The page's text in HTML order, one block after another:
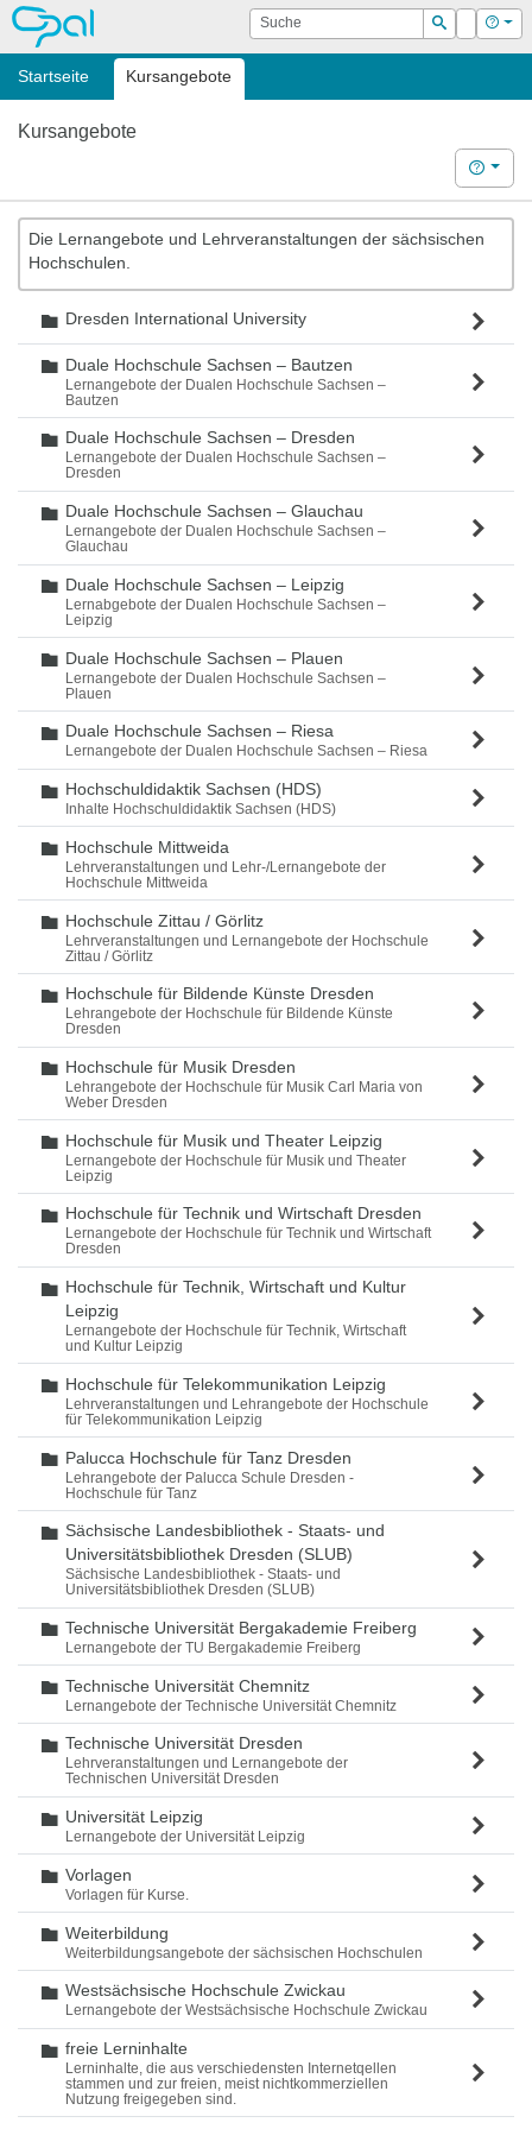
OPAL Suche
Suchen
Login Hilfe
Startseite Kursangebote
Kursangebote
Hilfe
Die Lernangebote und Lehrveranstaltungen der sächsischen
Hochschulen.
Ordner
Dresden International University
Ordner
Duale Hochschule Sachsen – Bautzen
Lernangebote der Dualen Hochschule Sachsen –
Bautzen
Ordner
Duale Hochschule Sachsen – Dresden
Lernangebote der Dualen Hochschule Sachsen –
Dresden
Ordner
Duale Hochschule Sachsen – Glauchau
Lernangebote der Dualen Hochschule Sachsen –
Glauchau
Ordner
Duale Hochschule Sachsen – Leipzig
Lernabgebote der Dualen Hochschule Sachsen –
Leipzig
Ordner
Duale Hochschule Sachsen – Plauen
Lernangebote der Dualen Hochschule Sachsen –
Plauen
Ordner
Duale Hochschule Sachsen – Riesa
Lernangebote der Dualen Hochschule Sachsen – Riesa
Ordner
Hochschuldidaktik Sachsen (HDS)
Inhalte Hochschuldidaktik Sachsen (HDS)
Ordner
Hochschule Mittweida
Lehrveranstaltungen und Lehr-/Lernangebote der
Hochschule Mittweida
Ordner
Hochschule Zittau / Görlitz
Lehrveranstaltungen und Lernangebote der Hochschule
Zittau / Görlitz
Ordner
Hochschule für Bildende Künste Dresden
Lehrangebote der Hochschule für Bildende Künste
Dresden
Ordner
Hochschule für Musik Dresden
Lehrangebote der Hochschule für Musik Carl Maria von
Weber Dresden
Ordner
Hochschule für Musik und Theater Leipzig
Lernangebote der Hochschule für Musik und Theater
Leipzig
Ordner
Hochschule für Technik und Wirtschaft Dresden
Lernangebote der Hochschule für Technik und Wirtschaft
Dresden
Ordner
Hochschule für Technik, Wirtschaft und Kultur
Leipzig
Lernangebote der Hochschule für Technik, Wirtschaft
und Kultur Leipzig
Ordner
Hochschule für Telekommunikation Leipzig
Lehrveranstaltungen und Lehrangebote der Hochschule
für Telekommunikation Leipzig
Ordner
Palucca Hochschule für Tanz Dresden
Lehrangebote der Palucca Schule Dresden -
Hochschule für Tanz
Ordner
Sächsische Landesbibliothek - Staats- und
Universitätsbibliothek Dresden (SLUB)
Sächsische Landesbibliothek - Staats- und
Universitätsbibliothek Dresden (SLUB)
Ordner
Technische Universität Bergakademie Freiberg
Lernangebote der TU Bergakademie Freiberg
Ordner
Technische Universität Chemnitz
Lernangebote der Technische Universität Chemnitz
Ordner
Technische Universität Dresden
Lehrveranstaltungen und Lernangebote der
Technischen Universität Dresden
Ordner
Universität Leipzig
Lernangebote der Universität Leipzig
Ordner
Vorlagen
Vorlagen für Kurse.
Ordner
Weiterbildung
Weiterbildungsangebote der sächsischen Hochschulen
Ordner
Westsächsische Hochschule Zwickau
Lernangebote der Westsächsische Hochschule Zwickau
Ordner
freie Lerninhalte
Lerninhalte, die aus verschiedensten Internetqellen
stammen und zur freien, meist nichtkommerziellen
Nutzung freigegeben sind.